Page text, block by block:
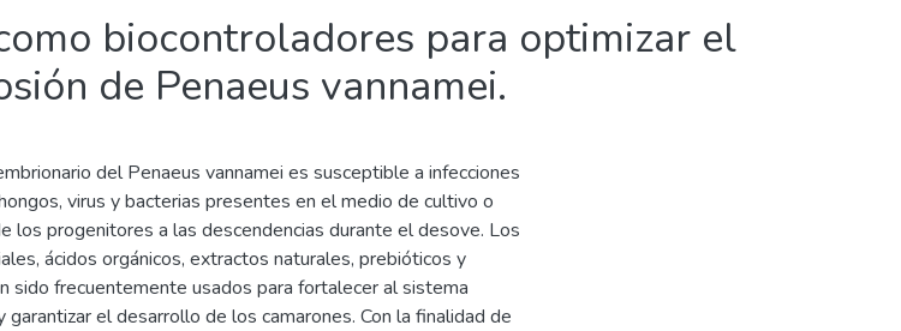
biocontroladores para optimizar el
de Penaeus vannamei.
del Penaeus vannamei es susceptible a infecciones
virus y bacterias presentes en el medio de cultivo o
los progenitores a las descendencias durante el desove. Los
ácidos orgánicos, extractos naturales, prebióticos y
sido frecuentemente usados para fortalecer al sistema
garantizar el desarrollo de los camarones. Con la finalidad de